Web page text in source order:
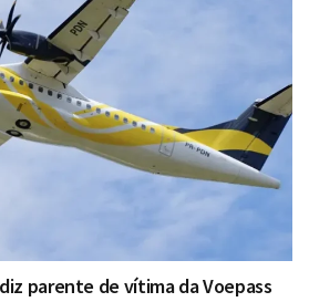
diz parente de vítima da Voepass